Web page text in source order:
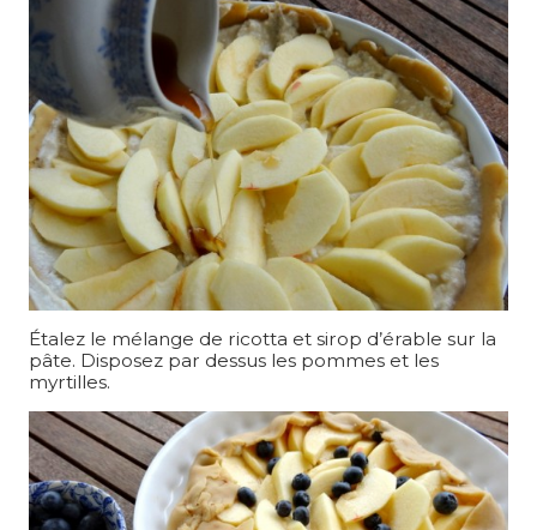
Étalez le mélange de ricotta et sirop d’érable sur la
pâte. Disposez par dessus les pommes et les
myrtilles.